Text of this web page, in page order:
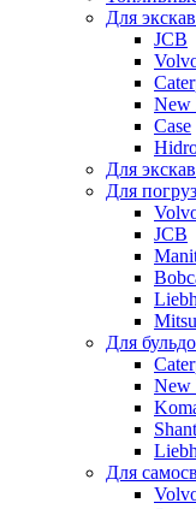
Для
JCB
New
Case
Для
Для
JCB
Для
New
Для